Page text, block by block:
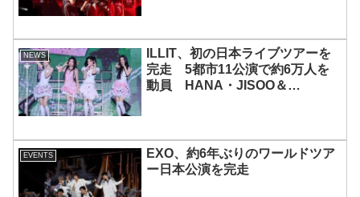
NEWS
ILLIT、初の日本ライブツアーを
完走 5都市11公演で約6万人を
動員 HANA・JISOO＆
EVENTS
EXO、約6年ぶりのワールドツア
ー日本公演を完走